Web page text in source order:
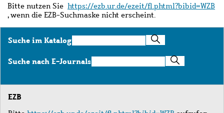
Bitte nutzen Sie https://ezb.ur.de/ezeit/fl.phtml?bibid=WZB
, wenn die EZB-Suchmaske nicht erscheint.
Suche im KatalogSuche
im
Katalog
Suche nach E-JournalsSuche
nach
Journals
EZB